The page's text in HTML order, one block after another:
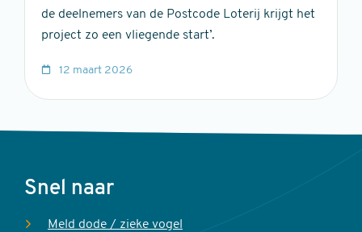
de deelnemers van de Postcode Loterij krijgt het
project zo een vliegende start’.
12 maart 2026
Voet
Snel naar
Meld dode / zieke vogel